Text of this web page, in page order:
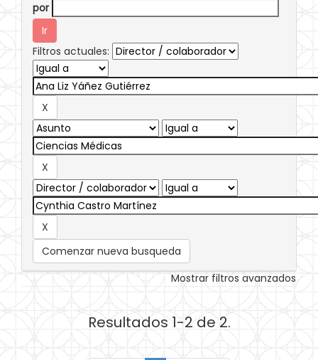
por
Filtros actuales:
Comenzar nueva busqueda
Mostrar filtros avanzados
Resultados 1-2 de 2.